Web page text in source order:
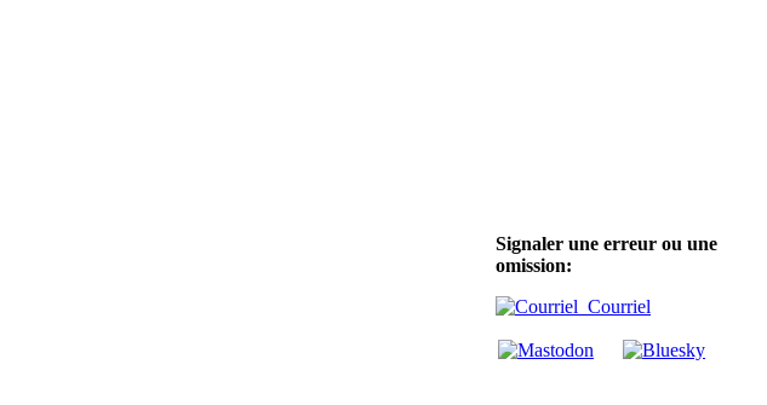
Signaler une erreur ou une
omission:
Courriel